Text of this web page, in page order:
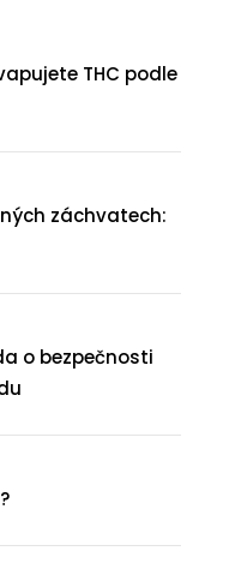
THC podle
záchvatech:
o bezpečnosti